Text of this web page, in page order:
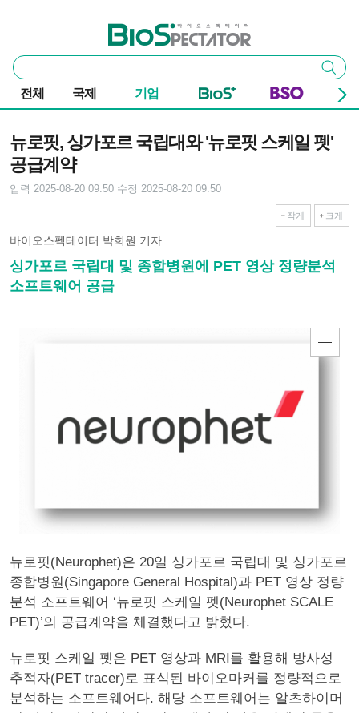
바이오스펙테이터
통
합
검
색
검색
전체 국제 기업
뉴로핏, 싱가포르 국립대와 '뉴로핏 스케일 펫'
공급계약
입력 2025-08-20 09:50 수정 2025-08-20 09:50
작게 크게
바이오스펙테이터 박희원 기자
싱가포르 국립대 및 종합병원에 PET 영상 정량분석
소프트웨어 공급
뉴로핏(Neurophet)은 20일 싱가포르 국립대 및 싱가포르
종합병원(Singapore General Hospital)과 PET 영상 정량
분석 소프트웨어 ‘뉴로핏 스케일 펫(Neurophet SCALE
PET)’의 공급계약을 체결했다고 밝혔다.
뉴로핏 스케일 펫은 PET 영상과 MRI를 활용해 방사성
추적자(PET tracer)로 표식된 바이오마커를 정량적으로
분석하는 소프트웨어다. 해당 소프트웨어는 알츠하이머